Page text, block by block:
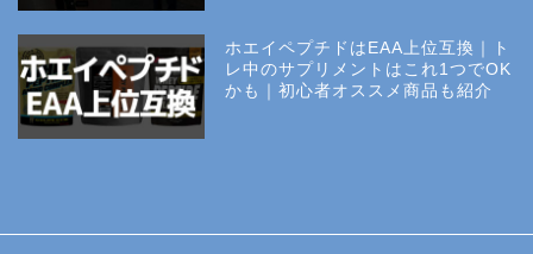
ホエイペプチドはEAA上位互換｜ト
レ中のサプリメントはこれ1つでOK
かも｜初心者オススメ商品も紹介